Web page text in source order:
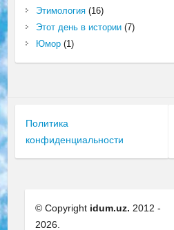
Этимология(16)
Этот день в истории(7)
Юмор(1)
Политика
конфиденциальности
© Copyright idum.uz. 2012 -
2026.